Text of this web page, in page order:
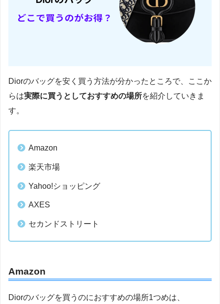
Diorのバッグを安く買う方法が分かったところで、ここか
らは実際に買うとしておすすめの場所を紹介していきま
す。
Amazon
楽天市場
Yahoo!ショッピング
AXES
セカンドストリート
Amazon
Diorのバッグを買うのにおすすめの場所1つめは、